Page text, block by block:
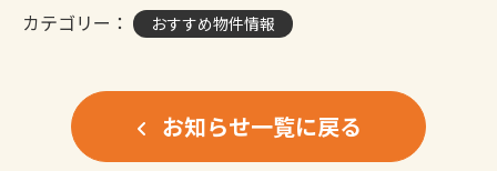
カテゴリー： おすすめ物件情報
お知らせ一覧に戻る